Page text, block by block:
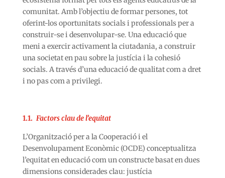
comunitat. Amb l’objectiu de formar persones, tot
oferint-los oportunitats socials i professionals per a
construir-se i desenvolupar-se. Una educació que
meni a exercir activament la ciutadania, a construir
una societat en pau sobre la justícia i la cohesió
socials. A través d’una educació de qualitat com a dret
i no pas com a privilegi.
1.1. Factors clau de l’equitat
L’Organització per a la Cooperació i el
Desenvolupament Econòmic (OCDE) conceptualitza
l’equitat en educació com un constructe basat en dues
dimensions considerades clau: justícia